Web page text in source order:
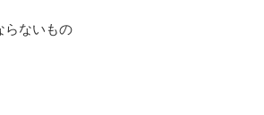
らないもの